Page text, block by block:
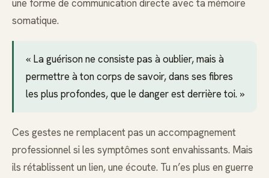
une forme de communication directe avec ta mémoire
somatique.
« La guérison ne consiste pas à oublier, mais à
permettre à ton corps de savoir, dans ses fibres
les plus profondes, que le danger est derrière toi. »
Ces gestes ne remplacent pas un accompagnement
professionnel si les symptômes sont envahissants. Mais
ils rétablissent un lien, une écoute. Tu n’es plus en guerre